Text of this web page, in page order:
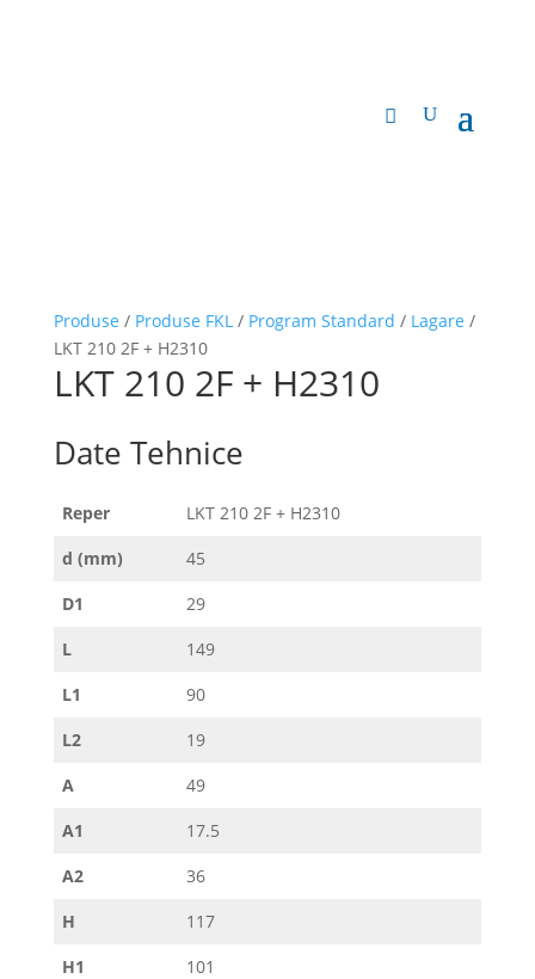
Produse / Produse FKL/ Program Standard / Lagare /
LKT 210 2F + H2310
LKT 210 2F + H2310
Date Tehnice
Reper
LKT 210 2F + H2310
d (mm)
45
D1
29
L
149
L1
90
L2
19
A
49
A1
17.5
A2
36
H
117
H1
101